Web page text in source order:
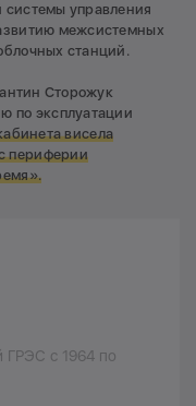
управления
межсистемных
станций.
Сторожук
по эксплуатации
висела
периферии
ГРЭС с 1964 по